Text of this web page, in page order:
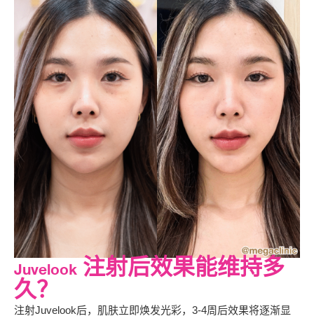
Juvelook 注射后效果能维持多
久？
注射Juvelook后，肌肤立即焕发光彩，3-4周后效果将逐渐显